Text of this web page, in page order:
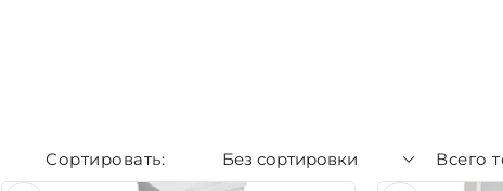
Без сортировки Всего